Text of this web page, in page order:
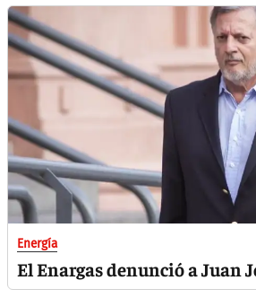
Energía
El Enargas denunció a Juan